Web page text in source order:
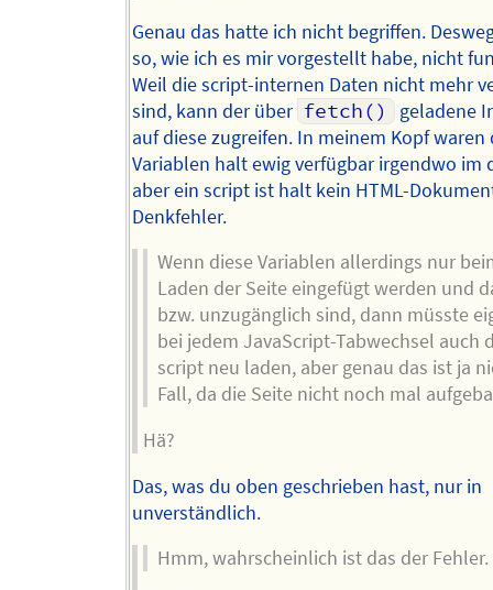
Genau das hatte ich nicht begriffen.
so, wie ich es mir vorgestellt habe, nicht
Weil die script-internen Daten nicht mehr
sind, kann der über fetch()
geladene
auf diese zugreifen. In meinem Kopf waren
Variablen halt ewig verfügbar irgendwo im
aber ein script ist halt kein HTML-
Denkfehler.
Wenn diese Variablen allerdings nur
Laden der Seite eingefügt werden und
bzw. unzugänglich sind, dann müsste
bei jedem JavaScript-Tabwechsel auch
script neu laden, aber genau das ist ja
Fall, da die Seite nicht noch mal
Hä?
Das, was du oben geschrieben hast, nur in
unverständlich.
Hmm, wahrscheinlich ist das der